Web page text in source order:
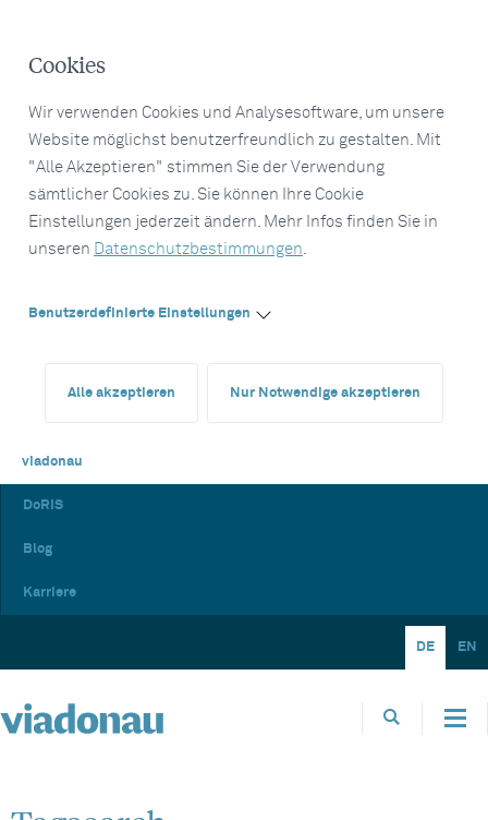
Cookies
Wir verwenden Cookies und Analysesoftware, um unsere
Website möglichst benutzerfreundlich zu gestalten. Mit
"Alle Akzeptieren" stimmen Sie der Verwendung
sämtlicher Cookies zu. Sie können Ihre Cookie
Einstellungen jederzeit ändern. Mehr Infos finden Sie in
unseren Datenschutzbestimmungen.
Benutzerdefinierte Einstellungen
Alle akzeptieren Nur Notwendige akzeptieren
viadonau
DoRIS
Blog
Karriere
DE EN